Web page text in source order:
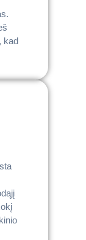
kad